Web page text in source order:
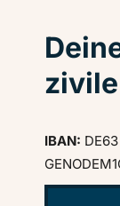
IBAN: